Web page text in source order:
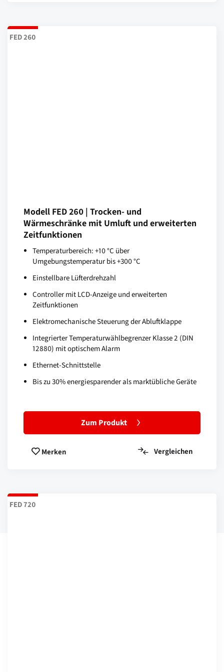
FED 260
Modell FED 260 | Trocken- und
Wärmeschränke mit Umluft und erweiterten
Zeitfunktionen
Temperaturbereich: +10 °C über
Umgebungstemperatur bis +300 °C
Einstellbare Lüfterdrehzahl
Controller mit LCD-Anzeige und erweiterten
Zeitfunktionen
Elektromechanische Steuerung der Abluftklappe
Integrierter Temperaturwählbegrenzer Klasse 2 (DIN
12880) mit optischem Alarm
Ethernet-Schnittstelle
Bis zu 30% energiesparender als marktübliche Geräte
Zum Produkt
Merken Vergleichen
FED 720